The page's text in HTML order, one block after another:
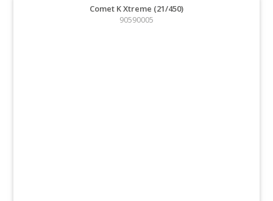
Comet K Xtreme (21/450)
90590005